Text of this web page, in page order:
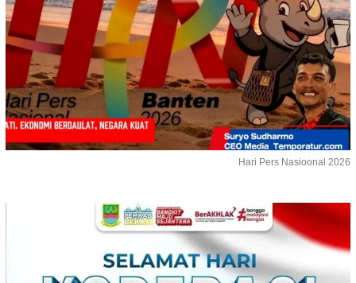
Hari Pers Nasioonal 2026